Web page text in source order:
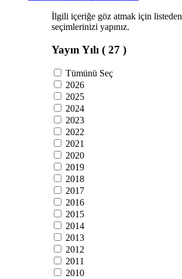
İlgili içeriğe göz atmak için
seçimlerinizi yapınız.
Yayın Yılı ( 27 )
Tümünü Seç
2026
2025
2024
2023
2022
2021
2020
2019
2018
2017
2016
2015
2014
2013
2012
2011
2010